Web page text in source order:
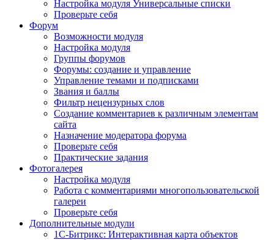
Настройка модуля Универсальные списки
Проверьте себя
Форум
Возможности модуля
Настройка модуля
Группы форумов
Форумы: создание и управление
Управление темами и подписками
Звания и баллы
Фильтр нецензурных слов
Создание комментариев к различным элементам
сайта
Назначение модератора форума
Проверьте себя
Практические задания
Фотогалерея
Настройка модуля
Работа с комментариями многопользовательской
галереи
Проверьте себя
Дополнительные модули
1С-Битрикс: Интерактивная карта объектов